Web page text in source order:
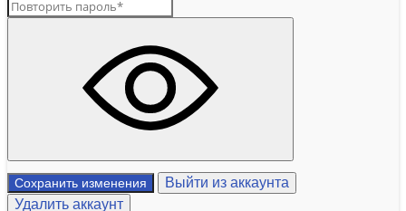
Сохранить изменения
Выйти из аккаунта
Удалить аккаунт